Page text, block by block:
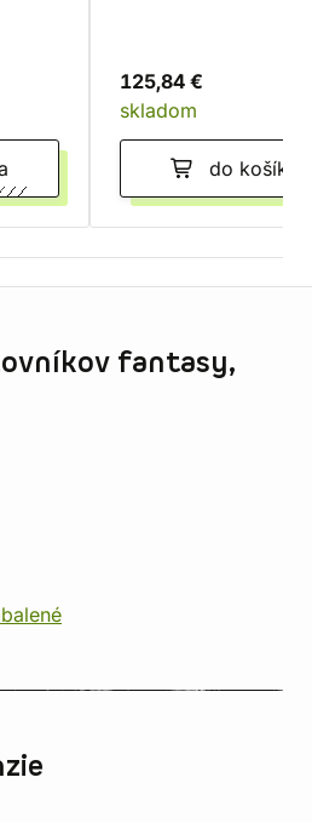
125,84 €
skladom
do košíka
fantasy,